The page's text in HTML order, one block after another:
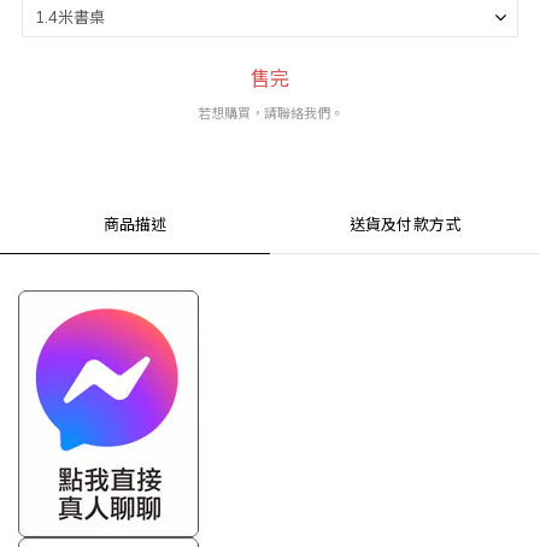
售完
若想購買，請聯絡我們。
商品描述 送貨及付款方式